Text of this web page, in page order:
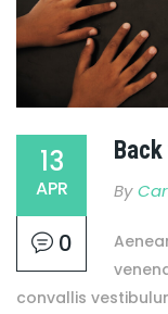
13
APR
0
By
convallis